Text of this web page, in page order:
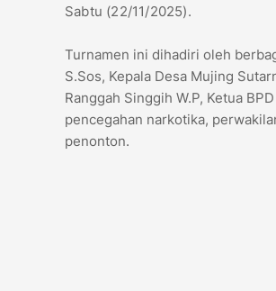
Sabtu (22/11/2025).
Turnamen ini dihadiri oleh
S.Sos, Kepala Desa Mujing
Ranggah Singgih W.P, Ketua
pencegahan narkotika,
penonton.